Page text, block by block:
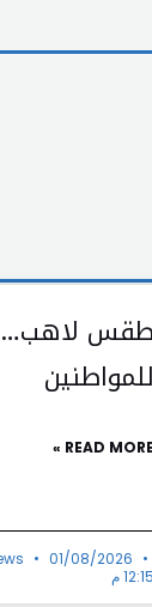
طقس لاهب…
للمواطنين
READ MORE »
01/08/2026
12:15 م